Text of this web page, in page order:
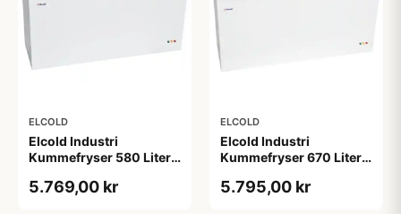
ELCOLD
Elcold Industri
Kummefryser 580 Liter -
5.769,00 kr
ELCOLD
Elcold Industri
Kummefryser 670 Liter -
5.795,00 kr